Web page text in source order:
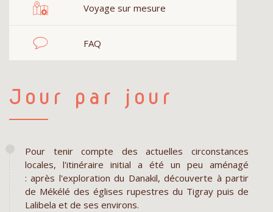
Voyage sur mesure
FAQ
Jour par jour
Pour tenir compte des actuelles circonstances
locales, l'itinéraire initial a été un peu aménagé
: après l'exploration du Danakil, découverte à partir
de Mékélé des églises rupestres du Tigray puis de
Lalibela et de ses environs.